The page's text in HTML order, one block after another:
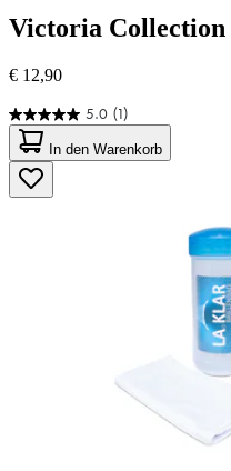
Victoria Collection
€ 12,90
5.0 (1)
5.0
von
5
Sternen.
1
In den Warenkorb